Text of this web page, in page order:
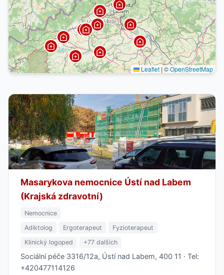
Leaflet | ©OpenStreetMap
Masarykova nemocnice Ústí nad Labem
(Krajská zdravotní)
Nemocnice
Adiktolog
Ergoterapeut
Fyzioterapeut
Klinický logoped
+77 dalších
Sociální péče 3316/12a, Ústí nad Labem, 400 11 · Tel:
+420477114126